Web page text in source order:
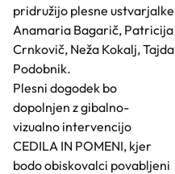
pridružijo plesne ustvarjalke
Anamaria Bagarič, Patricija
Crnkovič, Neža Kokalj, Tajda
Podobnik.
Plesni dogodek bo
dopolnjen z gibalno-
vizualno intervencijo
CEDILA IN POMENI, kjer
bodo obiskovalci povabljeni